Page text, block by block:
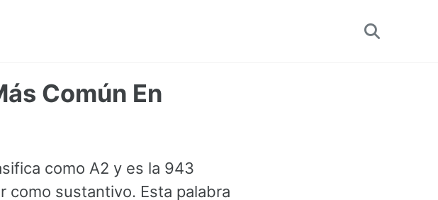
Toggle
Común En
como A2 y es la 943
como sustantivo. Esta palabra